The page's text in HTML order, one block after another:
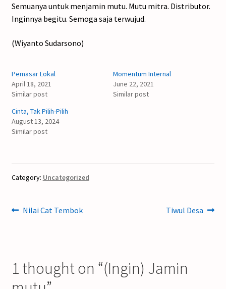
Semuanya untuk menjamin mutu. Mutu mitra. Distributor.
Inginnya begitu. Semoga saja terwujud.
(Wiyanto Sudarsono)
Pemasar Lokal
April 18, 2021
Similar post
Momentum Internal
June 22, 2021
Similar post
Cinta, Tak Pilih-Pilih
August 13, 2024
Similar post
Category: Uncategorized
Post
Previous
Nilai Cat Tembok
Next
Tiwul Desa
1 thought on “(Ingin) Jamin